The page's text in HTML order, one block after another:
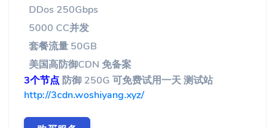
DDos 250Gbps
5000 CC并发
套餐流量 50GB
美国高防御CDN 免备案
3个节点 防御 250G 可免费试用一天 测试站
http://3cdn.woshiyang.xyz/